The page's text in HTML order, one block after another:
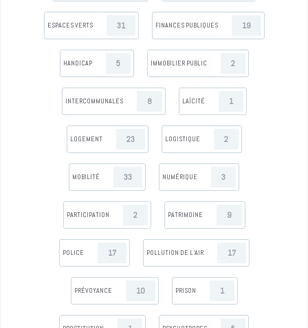
ESPACES VERTS 31 FINANCES PUBLIQUES 19
HANDICAP 5 IMMOBILIER PUBLIC 2
INTERCOMMUNALES 8 LAÏCITÉ 1
LOGEMENT 23 LOGISTIQUE 2
MOBILITÉ 33 NUMÉRIQUE 3
PARTICIPATION 2 PATRIMOINE 9
POLICE 17 POLLUTION DE L’AIR 17
PRÉVOYANCE 10 PRISON 1